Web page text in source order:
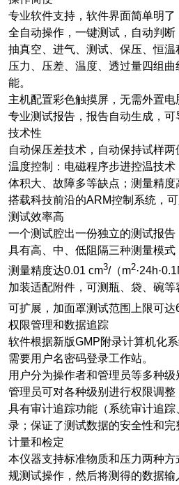
专业软件支持，软件界面简单明了
全自动操作，一键测试，自动判断
抽真空、进气、测试、保压、恒温
压力、压差、温度、透过量四组
能。
主机配置彩色触摸屏，无需外置
专业测试报告，报告自动生成，可
技术性
自动保压差技术，自动保持试样
温度控制：电磁程序步进控温技
体积大、故障多等缺点；测量精度
搭载科技前沿的ARM控制系统，
测试效率高
一个测试腔出一份独立的测试报告
具有高、中、低阻隔三种测量模式
测量精度达0.01 cm3/（m2
加装适配附件，可测瓶、袋、碗等
可扩展，加面罩测试范围上限可达
权限管理和数据追踪
软件根据新版GMP附录计算机化系
需要用户名密码登录工作站。
用户分为操作者和管理员等多种
管理员可对各种级别进行权限调整
具有审计追踪功能（系统审计追
录；保证了测试数据的安全性和完
计量和检定
本仪器支持标准物质和压力两种
规测试操作，然后将测得的数据输